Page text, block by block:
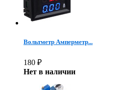
Вольтметр Амперметр...
180 ₽
Нет в наличии